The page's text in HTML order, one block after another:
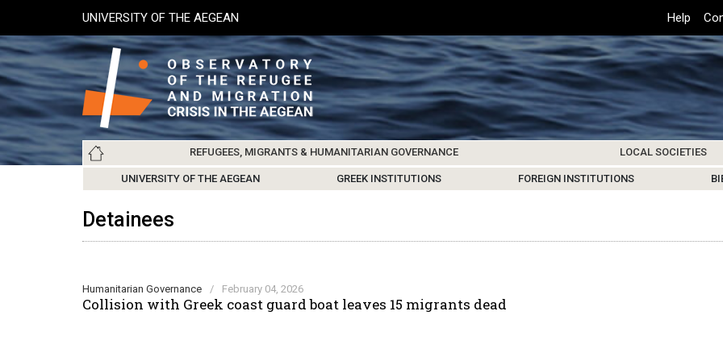
main
content
UNIVERSITY OF THE AEGEAN
Top
Header
Menu
Help
Main
navigation
ABOUT ARCHIVE UPDATES
REFUGEES, MIGRANTS & HUMANITARIAN GOVERNANCE
REFUGEES & MIGRANTS CENTERS & FACILITIES
LOCAL SOCIETIES
LESVOS SOCIETY CHIOS SOCIETY SAMOS SOCIETY KOS SOCIETY
UNIVERSITY OF THE AEGEAN GREEK INSTITUTIONS FOREIGN INSTITUTIONS
Detainees
Humanitarian Governance / February 04, 2026
Collision with Greek coast guard boat leaves 15 migrants dead